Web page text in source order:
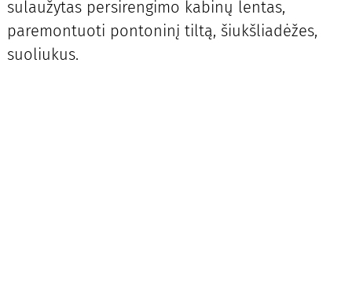
sulaužytas persirengimo kabinų lentas,
paremontuoti pontoninį tiltą, šiukšliadėžes,
suoliukus.